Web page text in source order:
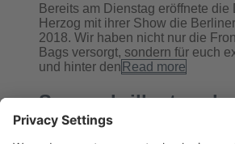
Bereits am Dienstag eröffnete
Herzog mit ihrer Show die
2018. Wir haben nicht nur die
Bags versorgt, sondern für euch
und hinter den Read more
Sonnenbrillentrends